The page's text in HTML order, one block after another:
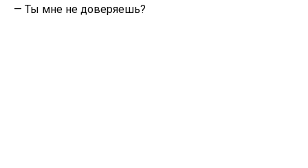
— Ты мне не доверяешь?